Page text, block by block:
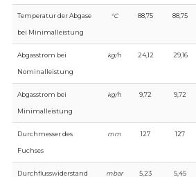
Temperatur der Abgase
bei Minimalleistung
°C 88,75 88,75
Abgasstrom bei
Nominalleistung
kg/h 24,12 29,16
Abgasstrom bei
Minimalleistung
kg/h 9,72 9,72
Durchmesser des
Fuchses
mm 127 127
Durchflusswiderstand mbar 5,23 5,45